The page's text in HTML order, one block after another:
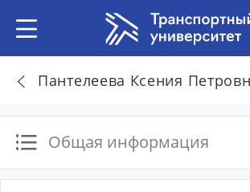
Пантелеева Ксения
Общая информация